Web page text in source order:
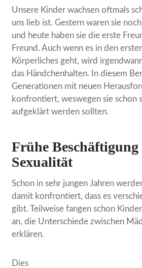
Unsere Kinder wachsen oftmals
uns lieb ist. Gestern waren sie
und heute haben sie die erste
Freund. Auch wenn es in den
Körperliches geht, wird
das Händchenhalten. In diesem
Generationen mit neuen
konfrontiert, weswegen sie schon
aufgeklärt werden sollten.
Frühe
Sexualität
Schon in sehr jungen Jahren
damit konfrontiert, dass es
gibt. Teilweise fangen schon
an, die Unterschiede zwischen
erklären.
Dies